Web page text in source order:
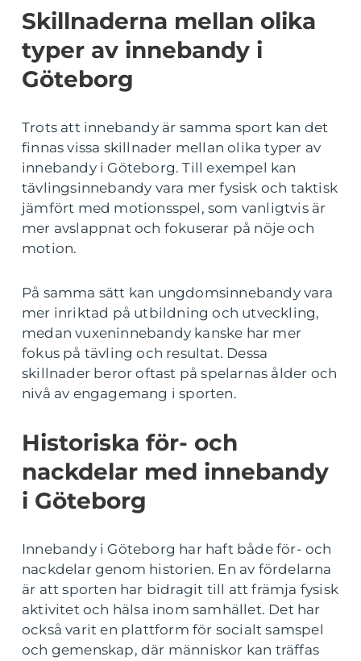
Skillnaderna mellan olika
typer av innebandy i
Göteborg
Trots att innebandy är samma sport kan det
finnas vissa skillnader mellan olika typer av
innebandy i Göteborg. Till exempel kan
tävlingsinnebandy vara mer fysisk och taktisk
jämfört med motionsspel, som vanligtvis är
mer avslappnat och fokuserar på nöje och
motion.
På samma sätt kan ungdomsinnebandy vara
mer inriktad på utbildning och utveckling,
medan vuxeninnebandy kanske har mer
fokus på tävling och resultat. Dessa
skillnader beror oftast på spelarnas ålder och
nivå av engagemang i sporten.
Historiska för- och
nackdelar med innebandy
i Göteborg
Innebandy i Göteborg har haft både för- och
nackdelar genom historien. En av fördelarna
är att sporten har bidragit till att främja fysisk
aktivitet och hälsa inom samhället. Det har
också varit en plattform för socialt samspel
och gemenskap, där människor kan träffas